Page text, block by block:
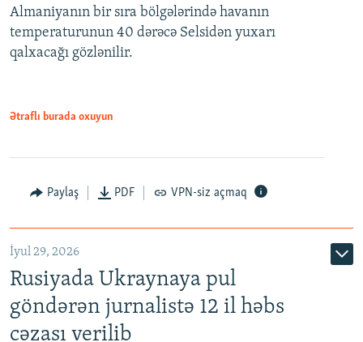
Almaniyanın bir sıra bölgələrində havanın
temperaturunun 40 dərəcə Selsidən yuxarı
qalxacağı gözlənilir.
Ətraflı burada oxuyun
Paylaş PDF VPN-siz açmaq
İyul 29, 2026
Rusiyada Ukraynaya pul
göndərən jurnalistə 12 il həbs
cəzası verilib